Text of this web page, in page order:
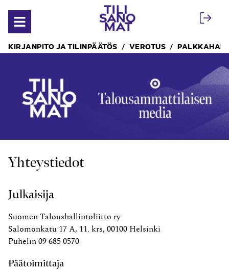
Avaa valikko
KIRJANPITO JA TILINPÄÄTÖS VEROTUS
Yhteystiedot
Julkaisija
Suomen Taloushallintoliitto ry
Salomonkatu 17 A, 11. krs, 00100 Helsinki
Puhelin 09 685 0570
Päätoimittaja